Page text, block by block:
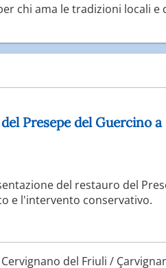
chi ama le tradizioni locali e
Presepe del Guercino
del restauro del
e l'intervento conservativo.
Cervignano del Friuli /